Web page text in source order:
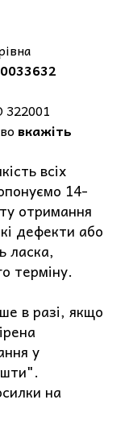
вкажіть
всіх
14-
отримання
дефекти або
ласка,
терміну.
в разі, якщо
у
на